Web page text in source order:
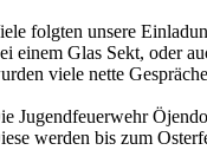
folgten unsere
einem Glas Sekt, oder
viele nette
Jugendfeuerwehr
werden bis zum